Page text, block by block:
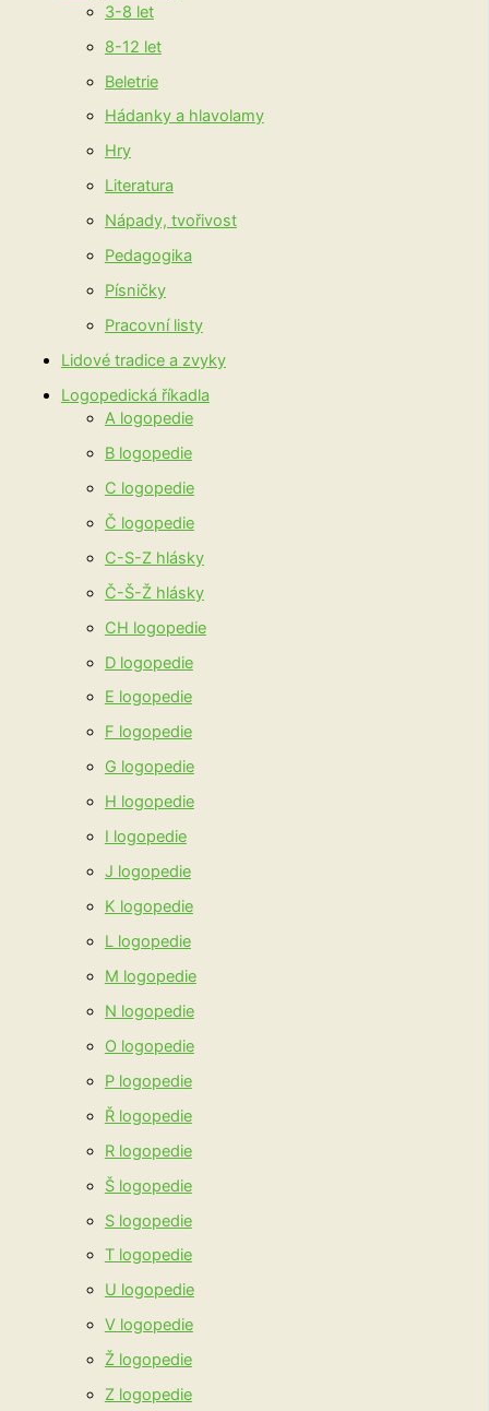
3-8 let
8-12 let
Beletrie
Hádanky a hlavolamy
Hry
Literatura
Nápady, tvořivost
Pedagogika
Písničky
Pracovní listy
Lidové tradice a zvyky
Logopedická říkadla
A logopedie
B logopedie
C logopedie
Č logopedie
C-S-Z hlásky
Č-Š-Ž hlásky
CH logopedie
D logopedie
E logopedie
F logopedie
G logopedie
H logopedie
I logopedie
J logopedie
K logopedie
L logopedie
M logopedie
N logopedie
O logopedie
P logopedie
Ř logopedie
R logopedie
Š logopedie
S logopedie
T logopedie
U logopedie
V logopedie
Ž logopedie
Z logopedie